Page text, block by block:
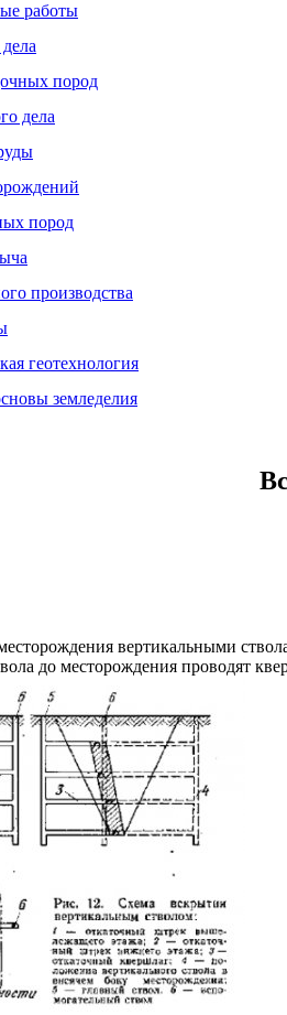
работы
пород
дела
пород
производства
геотехнология
земледелия
вертикальными
до месторождения проводят